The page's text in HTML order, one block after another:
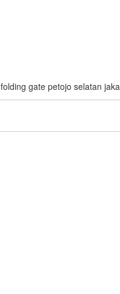
folding gate petojo selatan